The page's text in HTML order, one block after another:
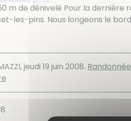
m de dénivelé Pour la
les-pins. Nous longeons le
jeudi 19 juin 2008.